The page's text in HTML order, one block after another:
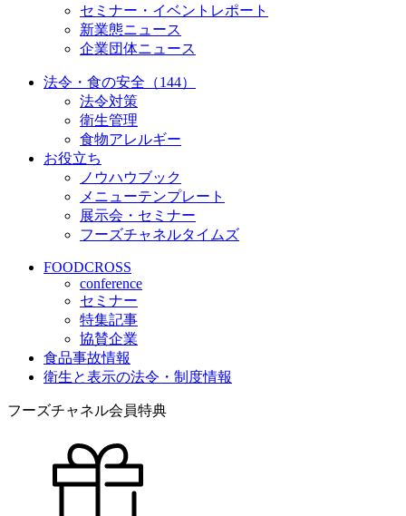
セミナー・イベントレポート
新業態ニュース
企業団体ニュース
法令・食の安全（144）
法令対策
衛生管理
食物アレルギー
お役立ち
ノウハウブック
メニューテンプレート
展示会・セミナー
フーズチャネルタイムズ
FOODCROSS
conference
セミナー
特集記事
協賛企業
食品事故情報
衛生と表示の法令・制度情報
フーズチャネル会員特典